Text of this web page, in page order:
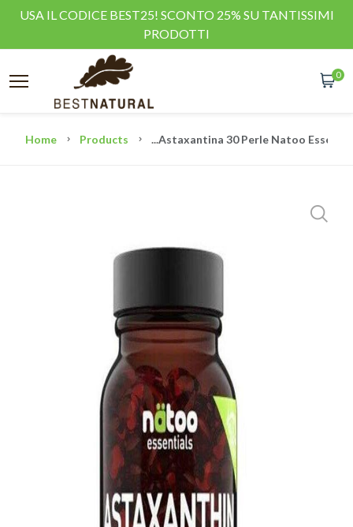
USA IL CODICE BEST25! SCONTO 25% SU TANTISSIMI
PRODOTTI
0
Home Products ...Astaxantina 30 Perle Natoo